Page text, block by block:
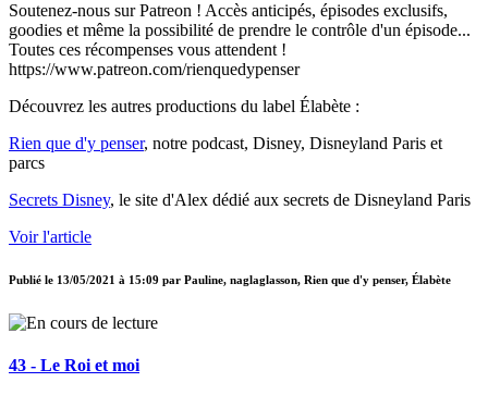
Soutenez-nous sur Patreon ! Accès anticipés, épisodes exclusifs,
goodies et même la possibilité de prendre le contrôle d'un épisode...
Toutes ces récompenses vous attendent !
https://www.patreon.com/rienquedypenser
Découvrez les autres productions du label Élabète :
Rien que d'y penser, notre podcast, Disney, Disneyland Paris et
parcs
Secrets Disney, le site d'Alex dédié aux secrets de Disneyland Paris
Voir l'article
Publié le 13/05/2021 à 15:09 par Pauline, naglaglasson, Rien que d'y penser, Élabète
43 - Le Roi et moi